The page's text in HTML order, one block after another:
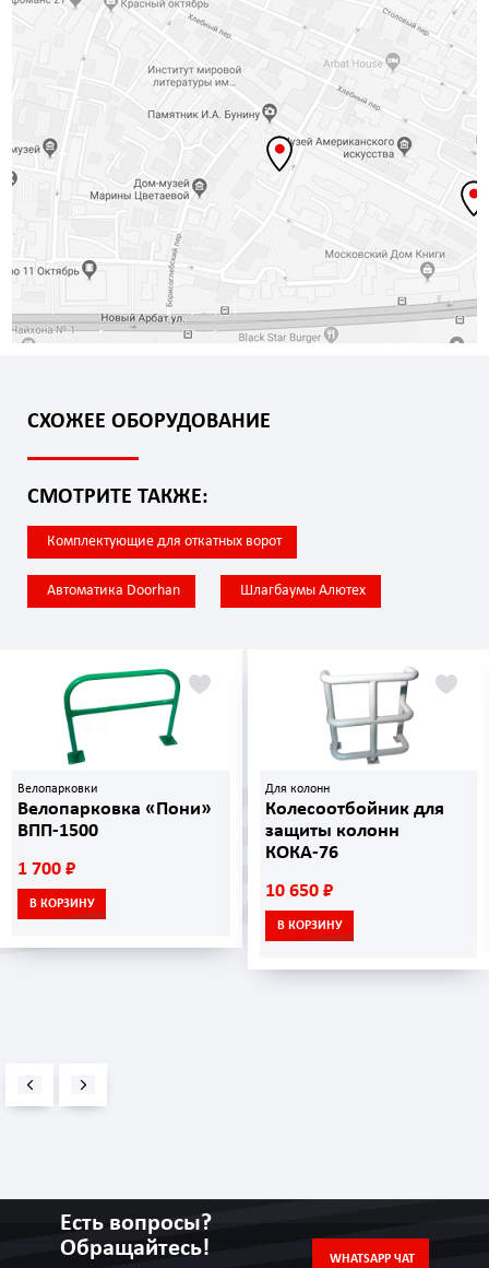
СХОЖЕЕ ОБОРУДОВАНИЕ
СМОТРИТЕ ТАКЖЕ:
Комплектующие для откатных ворот
Автоматика Doorhan Шлагбаумы Алютех
Велопарковки
Велопарковка «Пони»
ВПП-1500
1 700 ₽
В КОРЗИНУ
Для колонн
Колесоотбойник для
защиты колонн
КОКА-76
10 650 ₽
В КОРЗИНУ
Есть вопросы?
Обращайтесь!
WHATSAPP ЧАТ